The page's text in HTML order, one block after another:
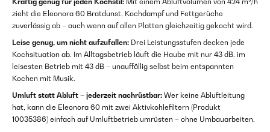
zieht die Eleonora 60 Bratdunst, Kochdampf und Fettgerüche
zuverlässig ab – auch wenn auf allen Platten gleichzeitig gekocht wird.
Leise genug, um nicht aufzufallen: Drei Leistungsstufen decken jede
Kochsituation ab. Im Alltagsbetrieb läuft die Haube mit nur 43 dB, im
leisesten Betrieb mit 43 dB – unauffällig selbst beim entspannten
Kochen mit Musik.
Umluft statt Abluft – jederzeit nachrüstbar: Wer keine Abluftleitung
hat, kann die Eleonora 60 mit zwei Aktivkohlefiltern (Produkt
10035386) einfach auf Umluftbetrieb umrüsten – ohne Umbauarbeiten.